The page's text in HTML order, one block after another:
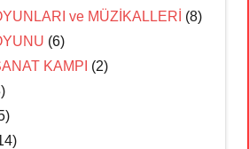
ve MÜZİKALLERİ (8)
(6)
KAMPI (2)